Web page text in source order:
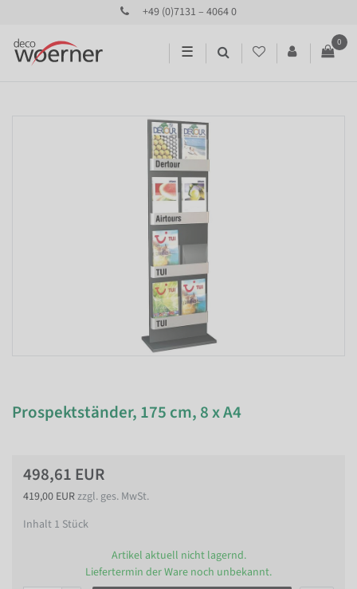
+49 (0)7131 – 4064 0
☰
0
Prospektständer, 175 cm, 8 x A4
498,61 EUR
419,00 EURzzgl. ges. MwSt.
Inhalt 1 Stück
Artikel aktuell nicht lagernd.
Liefertermin der Ware noch unbekannt.